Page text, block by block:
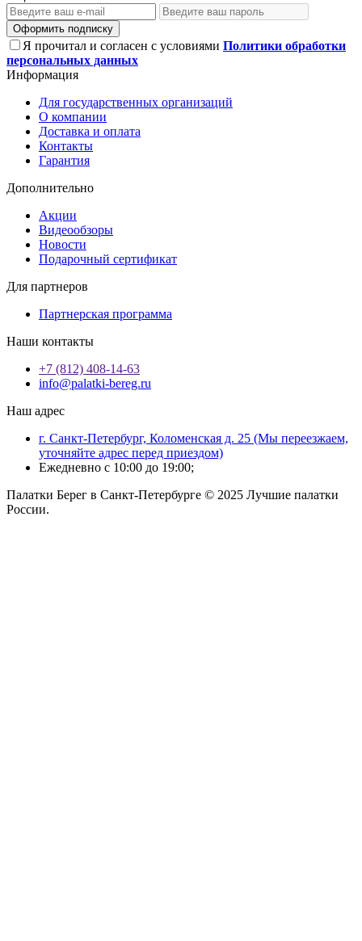
Оформить подписку
Я прочитал и согласен с условиями Политики обработки
персональных данных
Информация
Для государственных организаций
О компании
Доставка и оплата
Контакты
Гарантия
Дополнительно
Акции
Видеообзоры
Новости
Подарочный сертификат
Для партнеров
Партнерская программа
Наши контакты
+7 (812) 408-14-63
info@palatki-bereg.ru
Наш адрес
г. Санкт-Петербург, Коломенская д. 25 (Мы переезжаем,
уточняйте адрес перед приездом)
Ежедневно с 10:00 до 19:00;
Палатки Берег в Санкт-Петербурге © 2025 Лучшие палатки
России.